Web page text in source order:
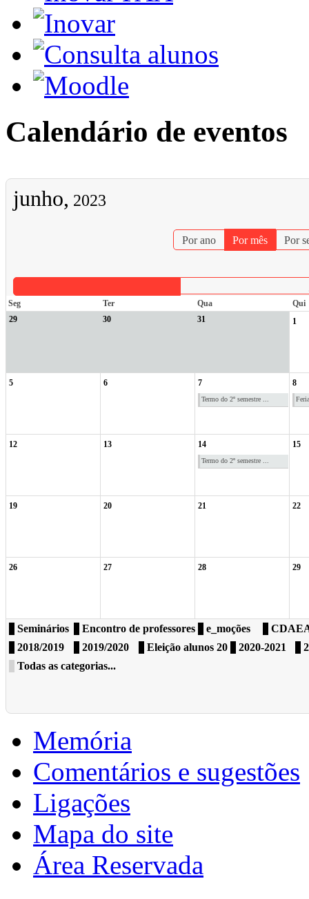
Calendário de eventos
junho, 2023
Por ano Por mês Por
Seg Ter Qua
Qui
29
30 31 1
5 6 7
Termo do 2º semestre ...
8
12 13 14
Termo do 2º semestre ...
15
19 20 21 22
26 27 28 29
Seminários Encontro de professores e_moções
2018/2019
2019/2020 Eleição alunos 20 2020-2021
Todas as categorias...
Memória
Comentários e sugestões
Ligações
Mapa do site
Área Reservada